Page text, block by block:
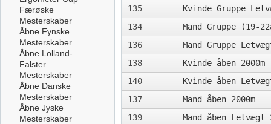
Færøske
Mesterskaber
Åbne Fynske
Mesterskaber
Åbne Lolland-
Falster
Mesterskaber
Åbne Danske
Mesterskaber
Åbne Jyske
Mesterskaber
135
Kvinde Gruppe
134
Mand Gruppe (19-
136
Mand Gruppe
138
Kvinde åben 2000m
140
Kvinde åben
137
Mand åben 2000m
139
Mand åben Letvægt